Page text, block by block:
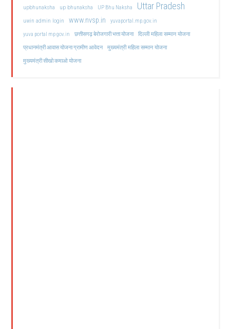
upbhunaksha up bhunaksha UP Bhu Naksha Uttar Pradesh
uwin admin login www.nvsp.in
yuvaportal.mp.gov.in
yuva portal mp gov.in
छत्तीसगढ़ बेरोजगारी भत्ता योजना दिल्ली महिला सम्मान योजना
प्रधानमंत्री आवास योजना ग्रामीण आवेदन मुख्यमंत्री महिला सम्मान योजना
मुख्यमंत्री सीखो कमाओ योजना